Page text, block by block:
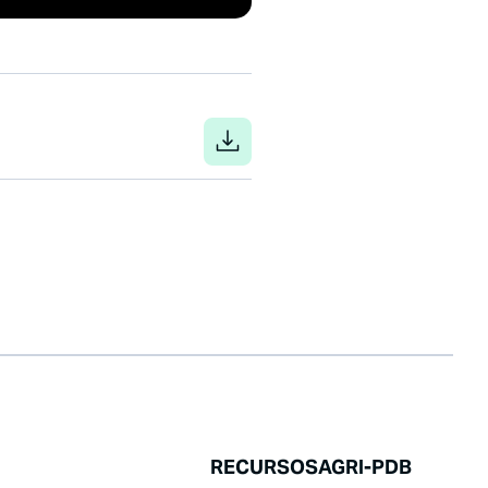
RECURSOSAGRI-PDB